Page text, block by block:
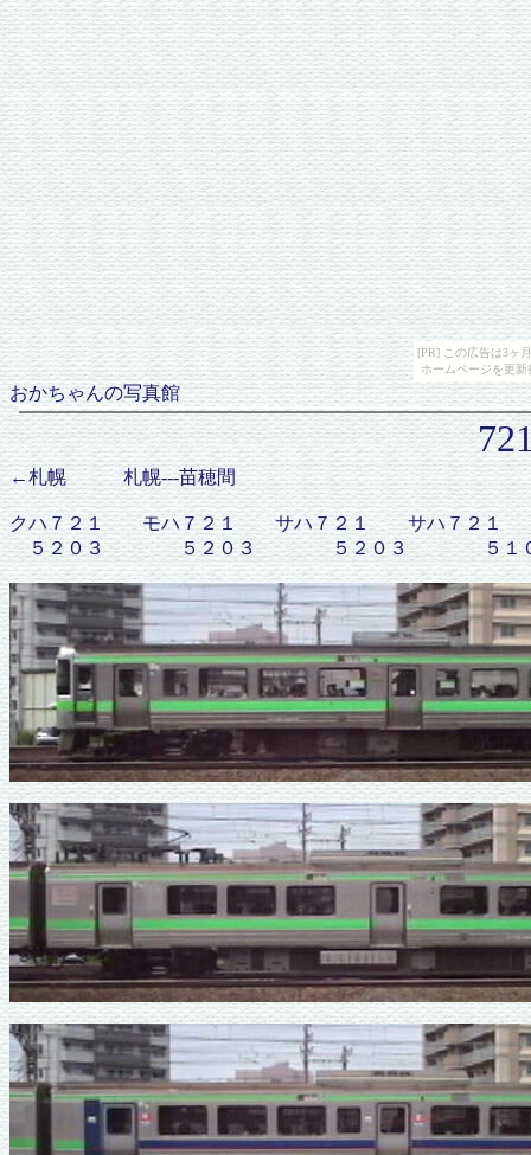
[PR] この広告は3ヶ
ホームページを更
おかちゃんの写真館
←札幌 札幌---苗穂間
クハ７２１ モハ７２１ サハ７２１ サハ７２１
５２０３ ５２０３ ５２０３ ５１